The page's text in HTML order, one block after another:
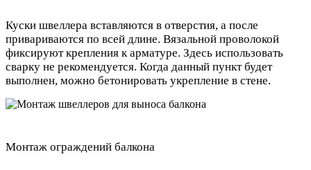
Куски швеллера вставляются в отверстия, а после
привариваются по всей длине. Вязальной проволокой
фиксируют крепления к арматуре. Здесь использовать
сварку не рекомендуется. Когда данный пункт будет
выполнен, можно бетонировать укрепление в стене.
Монтаж ограждений балкона